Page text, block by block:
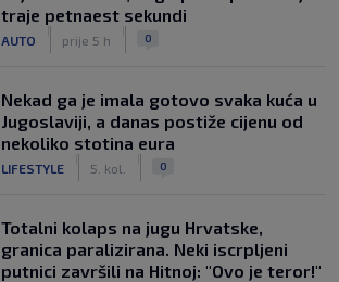
traje petnaest sekundi
AUTO prije 5 h 0
Nekad ga je imala gotovo svaka kuća u
Jugoslaviji, a danas postiže cijenu od
nekoliko stotina eura
LIFESTYLE 5. kol. 0
Totalni kolaps na jugu Hrvatske,
granica paralizirana. Neki iscrpljeni
putnici završili na Hitnoj: "Ovo je teror!"